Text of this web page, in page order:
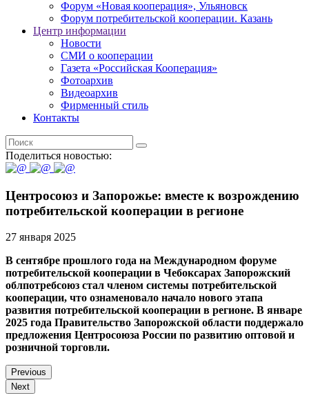
Форум «Новая кооперация», Ульяновск
Форум потребительской кооперации. Казань
Центр информации
Новости
СМИ о кооперации
Газета «Российская Кооперация»
Фотоархив
Видеоархив
Фирменный стиль
Контакты
Поделиться новостью:
Центросоюз и Запорожье: вместе к возрождению
потребительской кооперации в регионе
27 января 2025
В сентябре прошлого года на Международном форуме
потребительской кооперации в Чебоксарах Запорожский
облпотребсоюз стал членом системы потребительской
кооперации, что ознаменовало начало нового этапа
развития потребительской кооперации в регионе. В январе
2025 года Правительство Запорожской области поддержало
предложения Центросоюза России по развитию оптовой и
розничной торговли.
Previous
Next